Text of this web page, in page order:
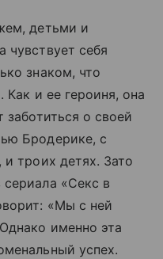
детьми и
чувствует себя
знаком, что
Как и ее героиня, она
заботиться о своей
Бродерике, с
троих детях. Зато
«Секс в
«Мы с ней
именно эта
успех.